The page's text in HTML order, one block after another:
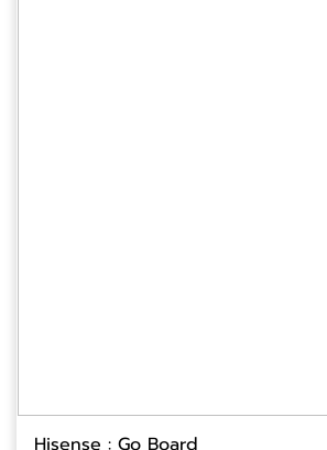
Hisense : Go Board